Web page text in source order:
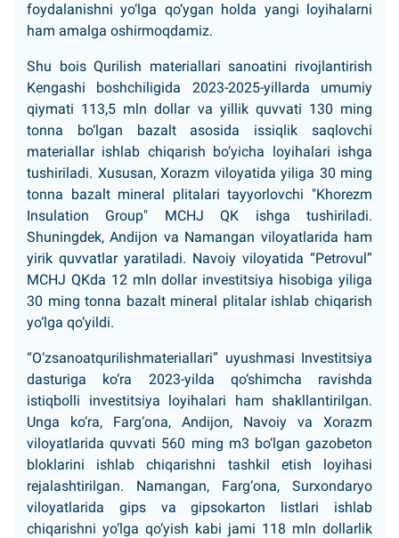
foydalanishni yo‘lga qo‘ygan holda yangi loyihalarni
ham amalga oshirmoqdamiz.
Shu bois Qurilish materiallari sanoatini rivojlantirish
Kengashi boshchiligida 2023-2025-yillarda umumiy
qiymati 113,5 mln dollar va yillik quvvati 130 ming
tonna bo‘lgan bazalt asosida issiqlik saqlovchi
materiallar ishlab chiqarish bo‘yicha loyihalari ishga
tushiriladi. Xususan, Xorazm viloyatida yiliga 30 ming
tonna bazalt mineral plitalari tayyorlovchi "Khorezm
Insulation Group" MCHJ QK ishga tushiriladi.
Shuningdek, Andijon va Namangan viloyatlarida ham
yirik quvvatlar yaratiladi. Navoiy viloyatida “Petrovul”
MCHJ QKda 12 mln dollar investitsiya hisobiga yiliga
30 ming tonna bazalt mineral plitalar ishlab chiqarish
yo‘lga qo‘yildi.
“O‘zsanoatqurilishmateriallari” uyushmasi Investitsiya
dasturiga ko‘ra 2023-yilda qo‘shimcha ravishda
istiqbolli investitsiya loyihalari ham shakllantirilgan.
Unga ko‘ra, Farg‘ona, Andijon, Navoiy va Xorazm
viloyatlarida quvvati 560 ming m3 bo‘lgan gazobeton
bloklarini ishlab chiqarishni tashkil etish loyihasi
rejalashtirilgan. Namangan, Farg‘ona, Surxondaryo
viloyatlarida gips va gipsokarton listlari ishlab
chiqarishni yo‘lga qo‘yish kabi jami 118 mln dollarlik